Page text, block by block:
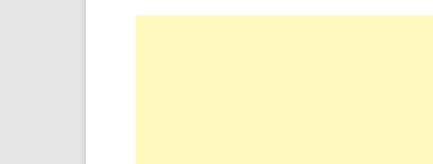
ne ce wi nt u
nk